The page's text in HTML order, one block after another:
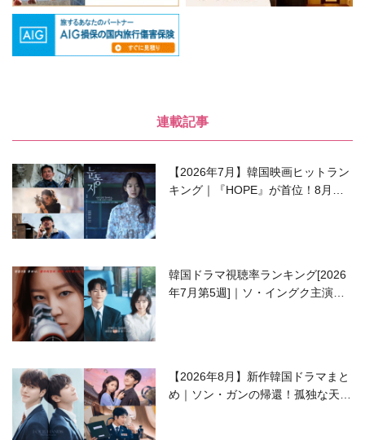
連載記事
【2026年7月】韓国映画ヒットラン
キング｜『HOPE』が首位！8月公
韓国ドラマ視聴率ランキング[2026
年7月第5週]｜ソ・イングク主演の
【2026年8月】新作韓国ドラマまと
め｜ソン・ガンの帰還！孤独な天才